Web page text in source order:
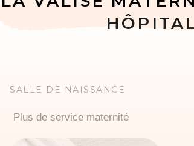
SALLE DE NAISSANCE
Plus de service maternité